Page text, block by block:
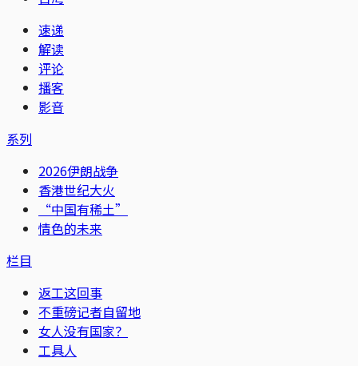
速递
解读
评论
播客
影音
系列
2026伊朗战争
香港世纪大火
“中国有稀土”
情色的未来
栏目
返工这回事
不重磅记者自留地
女人没有国家？
工具人